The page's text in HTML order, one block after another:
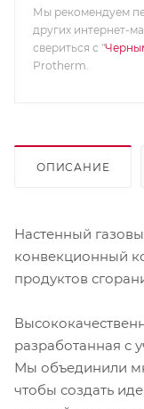
Мы рекомендуем
других интернет-
свериться с "
Protherm.
ОПИСАНИЕ
Настенный
конвекционный
продуктов
разработанная с
Мы объединили
чтобы создать